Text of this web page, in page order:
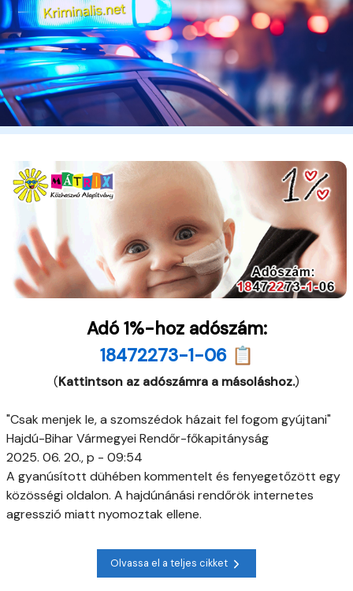
Adó 1%-hoz adószám:
18472273-1-06 📋
(Kattintson az adószámra a másoláshoz.)
"Csak menjek le, a szomszédok házait fel fogom gyújtani"
Hajdú-Bihar Vármegyei Rendőr-főkapitányság
2025. 06. 20., p - 09:54
A gyanúsított dühében kommentelt és fenyegetőzött egy
közösségi oldalon. A hajdúnánási rendőrök internetes
agresszió miatt nyomoztak ellene.
Olvassa el a teljes cikket